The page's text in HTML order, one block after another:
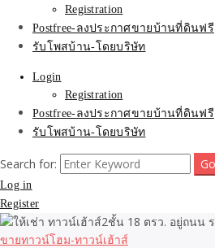
เมืองไทย
Registration
Postfree-ลงประกาศขายบ้านที่ดินฟรี
รับโพสบ้าน-โดยบริษัท
Login
Registration
Postfree-ลงประกาศขายบ้านที่ดินฟรี
รับโพสบ้าน-โดยบริษัท
Search for:
Log in
Register
ขายทาวน์โฮม-ทาวน์เฮ้าส์